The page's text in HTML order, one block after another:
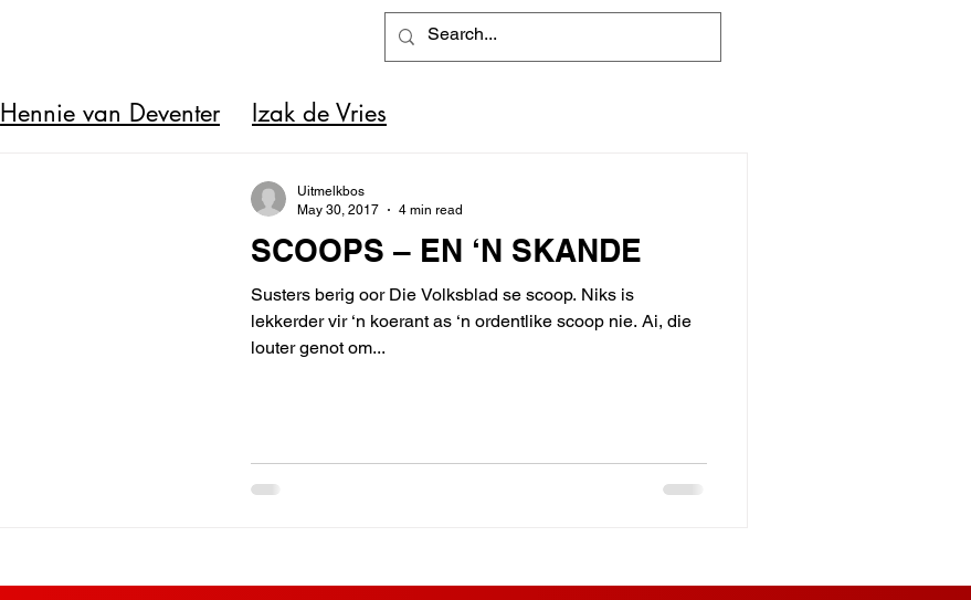
Hennie van Deventer Izak de Vries
SCOOPS – EN ‘N SKANDE
Susters berig oor Die Volksblad se scoop. Niks is
lekkerder vir ‘n koerant as ‘n ordentlike scoop nie. Ai, die
louter genot om...
Uitmelkbos
May 30, 2017
4 min read